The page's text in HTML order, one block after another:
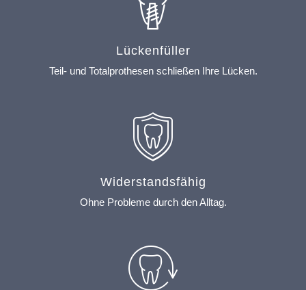
Lückenfüller
Teil- und Totalprothesen schließen Ihre Lücken.
Widerstandsfähig
Ohne Probleme durch den Alltag.